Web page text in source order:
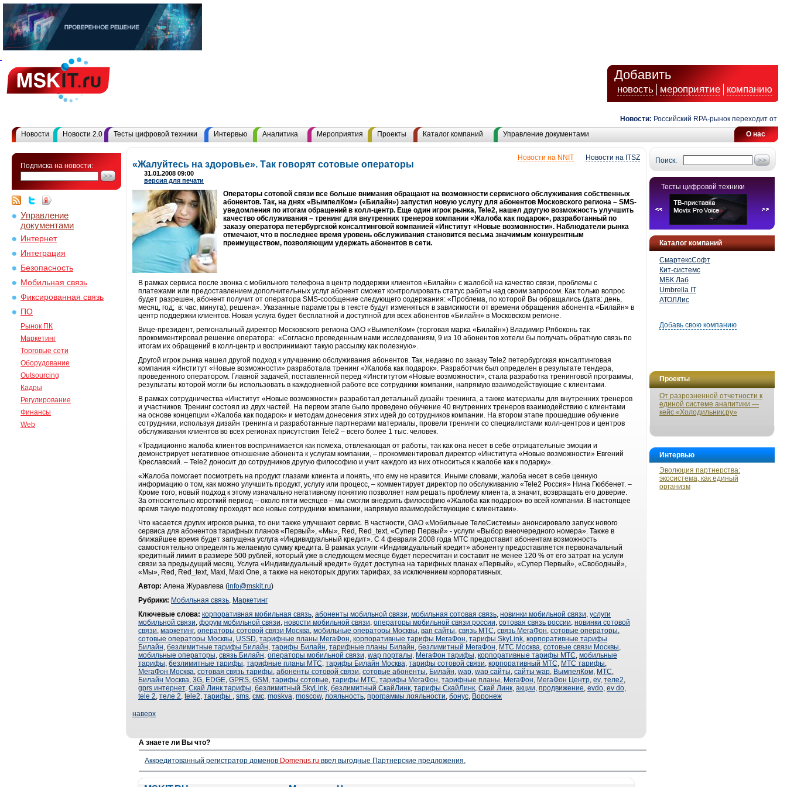
Добавить
новость мероприятие компанию
Новости: Российский RPA-рынок переходит от
О нас
Новости Новости 2.0 Тесты цифровой техники Интервью Аналитика Мероприятия Проекты Каталог компаний Управление документами
Подписка на новости:
Управление
документами
Интернет
Интеграция
Безопасность
Мобильная связь
Фиксированная связь
ПО
Рынок ПК
Маркетинг
Торговые сети
Оборудование
Outsourcing
Кадры
Регулирование
Финансы
Web
Поиск:
Тесты цифровой техники
Каталог компаний
СмартексСофт
Кит-системс
МБК Лаб
Umbrella IT
АТОЛЛис
Добавь свою компанию
Проекты
От разрозненной отчетности к
единой системе аналитики —
кейс «Холодильник.ру»
Интервью
Эволюция партнерства:
экосистема, как единый
организм
Новости на ITSZ
Новости на NNIT
«Жалуйтесь на здоровье». Так говорят сотовые операторы
31.01.2008 09:00
версия для печати
Операторы сотовой связи все больше внимания обращают на возможности сервисного обслуживания собственных
абонентов. Так, на днях «ВымпелКом» («Билайн») запустил новую услугу для абонентов Московского региона – SMS-
уведомления по итогам обращений в колл-центр. Еще один игрок рынка, Tele2, нашел другую возможность улучшить
качество обслуживания – тренинг для внутренних тренеров компании «Жалоба как подарок», разработанный по
заказу оператора петербургской консалтинговой компанией «Институт «Новые возможности». Наблюдатели рынка
отмечают, что в последнее время уровень обслуживания становится весьма значимым конкурентным
преимуществом, позволяющим удержать абонентов в сети.
В рамках сервиса после звонка с мобильного телефона в центр поддержки клиентов «Билайн» с жалобой на качество связи, проблемы с
платежами или предоставлением дополнительных услуг абонент сможет контролировать статус работы над своим запросом. Как только вопрос
будет разрешен, абонент получит от оператора SMS-сообщение следующего содержания: «Проблема, по которой Вы обращались (дата: день,
месяц, год; в: час, минута), решена». Указанные параметры в тексте будут изменяться в зависимости от времени обращения абонента «Билайн» в
центр поддержки клиентов. Новая услуга будет бесплатной и доступной для всех абонентов «Билайн» в Московском регионе.
Вице-президент, региональный директор Московского региона ОАО «ВымпелКом» (торговая марка «Билайн») Владимир Рябоконь так
прокомментировал решение оператора: «Согласно проведенным нами исследованиям, 9 из 10 абонентов хотели бы получать обратную связь по
итогам их обращений в колл-центр и воспринимают такую рассылку как полезную».
Другой игрок рынка нашел другой подход к улучшению обслуживания абонентов. Так, недавно по заказу Tele2 петербургская консалтинговая
компания «Институт «Новые возможности» разработала тренинг «Жалоба как подарок». Разработчик был определен в результате тендера,
проведенного оператором. Главной задачей, поставленной перед «Институтом «Новые возможности», стала разработка тренинговой программы,
результаты которой могли бы использовать в каждодневной работе все сотрудники компании, напрямую взаимодействующие с клиентами.
В рамках сотрудничества «Институт «Новые возможности» разработал детальный дизайн тренинга, а также материалы для внутренних тренеров
и участников. Тренинг состоял из двух частей. На первом этапе было проведено обучение 40 внутренних тренеров взаимодействию с клиентами
на основе концепции «Жалоба как подарок» и методам донесения этих идей до сотрудников компании. На втором этапе прошедшие обучение
сотрудники, используя дизайн тренинга и разработанные партнерами материалы, провели тренинги со специалистами колл-центров и центров
обслуживания клиентов во всех регионах присутствия Tele2 – всего более 1 тыс. человек.
«Традиционно жалоба клиентов воспринимается как помеха, отвлекающая от работы, так как она несет в себе отрицательные эмоции и
демонстрирует негативное отношение абонента к услугам компании, – прокомментировал директор «Института «Новые возможности» Евгений
Креславский. – Tele2 доносит до сотрудников другую философию и учит каждого из них относиться к жалобе как к подарку».
«Жалоба помогает посмотреть на продукт глазами клиента и понять, что ему не нравится. Иными словами, жалоба несет в себе ценную
информацию о том, как можно улучшить продукт, услугу или процесс, – комментирует директор по обслуживанию «Tele2 Россия» Нина Гюббенет. –
Кроме того, новый подход к этому изначально негативному понятию позволяет нам решать проблему клиента, а значит, возвращать его доверие.
За относительно короткий период – около пяти месяцев – мы смогли внедрить философию «Жалоба как подарок» во всей компании. В настоящее
время такую подготовку проходят все новые сотрудники компании, напрямую взаимодействующие с клиентами».
Что касается других игроков рынка, то они также улучшают сервис. В частности, ОАО «Мобильные ТелеСистемы» анонсировало запуск нового
сервиса для абонентов тарифных планов «Первый», «Мы», Red, Red_text, «Супер Первый» - услуги «Выбор внеочередного номера». Также в
ближайшее время будет запущена услуга «Индивидуальный кредит». С 4 февраля 2008 года МТС предоставит абонентам возможность
самостоятельно определять желаемую сумму кредита. В рамках услуги «Индивидуальный кредит» абоненту предоставляется первоначальный
кредитный лимит в размере 500 рублей, который уже в следующем месяце будет пересчитан и составит не менее 120 % от его затрат на услуги
связи за предыдущий месяц. Услуга «Индивидуальный кредит» будет доступна на тарифных планах «Первый», «Супер Первый», «Свободный»,
«Мы», Red, Red_text, Maxi, Maxi One, а также на некоторых других тарифах, за исключением корпоративных.
Автор: Алена Журавлева (info@mskit.ru)
Рубрики: Мобильная связь, Маркетинг
Ключевые слова: корпоративная мобильная связь, абоненты мобильной связи, мобильная сотовая связь, новинки мобильной связи, услуги
мобильной связи, форум мобильной связи, новости мобильной связи, операторы мобильной связи россии, сотовая связь россии, новинки сотовой
связи, маркетинг, операторы сотовой связи Москва, мобильные операторы Москвы, вап сайты, связь МТС, связь МегаФон, сотовые операторы,
сотовые операторы Москвы, USSD, тарифные планы МегаФон, корпоративные тарифы МегаФон, тарифы SkyLink, корпоративные тарифы
Билайн, безлимитные тарифы Билайн, тарифы Билайн, тарифные планы Билайн, безлимитный МегаФон, МТС Москва, сотовые связи Москвы,
мобильные операторы, связь Билайн, операторы мобильной связи, wap порталы, МегаФон тарифы, корпоративные тарифы МТС, мобильные
тарифы, безлимитные тарифы, тарифные планы МТС, тарифы Билайн Москва, тарифы сотовой связи, корпоративный МТС, МТС тарифы,
МегаФон Москва, сотовая связь тарифы, абоненты сотовой связи, сотовые абоненты, Билайн, wap, wap сайты, сайты wap, ВымпелКом, МТС,
Билайн Москва, 3G, EDGE, GPRS, GSM , тарифы сотовые, тарифы МТС, тарифы МегаФон, тарифные планы, МегаФон, МегаФон Центр, ev, теле2,
gprs интернет, Скай Линк тарифы, безлимитный SkyLink, безлимитный СкайЛинк, тарифы СкайЛинк, Скай Линк, акции, продвижение, evdo, ev do,
tele 2, теле 2, tele2, тарифы , sms, смс, moskva, moscow, лояльность, программы лояльности, бонус, Воронеж
наверх
А знаете ли Вы что?
Аккредитованный регистратор доменов Domenus.ru ввел выгодные Партнерские предложения.